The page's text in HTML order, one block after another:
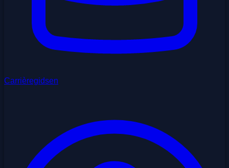
Carrièregidsen